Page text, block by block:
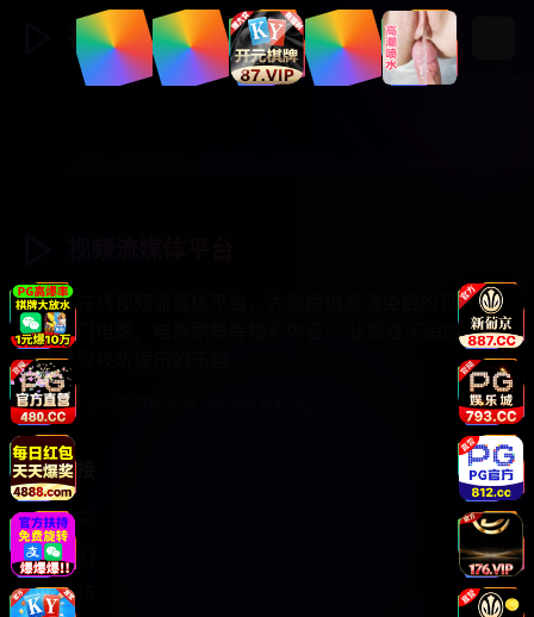
视频流媒体 登录 注册
专业的在线视频流媒体平台，为您提供高清免费的日韩综
艺、热门电影、电视剧集等精彩内容。 让您在闲暇时光中
尽情享受视听娱乐的乐趣。
© 2025 视频流媒体平台. 保留所有权利.
快速链接
视频分类
关于我们
服务支持